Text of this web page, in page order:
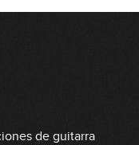
It Be (simplificada)
(simplificada)
de guitarra